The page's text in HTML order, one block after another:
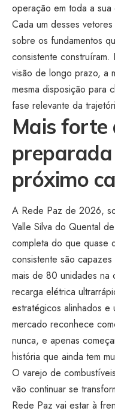
operação em toda a sua
Cada um desses
sobre os fundamentos
consistente construíram.
visão de longo prazo, a
mesma disposição para
fase relevante da
Mais forte
próximo
A Rede Paz de 2026,
Valle Silva do Quental
completa do que quase
consistente são
mais de 80 unidades na
recarga elétrica
estratégicos alinhados
mercado reconhece
nunca, e apenas
história que ainda tem
O varejo de
vão continuar se
Rede Paz vai estar à